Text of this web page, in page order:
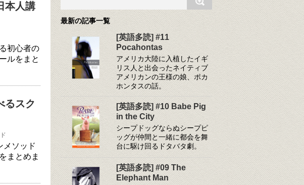
本人講
初心者の
ルをまと
るスク
メソッド
まとめま
最新の記事一覧
[英語多読] #11
Pocahontas
アメリカ大陸に入植したイギ
リス人と出会ったネイティブ
アメリカンの王様の娘、ポカ
ホンタスの話。
[英語多読] #10 Babe Pig
in the City
シープドッグならぬシープピ
ッグが仲間と一緒に都会を舞
台に駆け回るドタバタ劇。
[英語多読] #09 The
Elephant Man